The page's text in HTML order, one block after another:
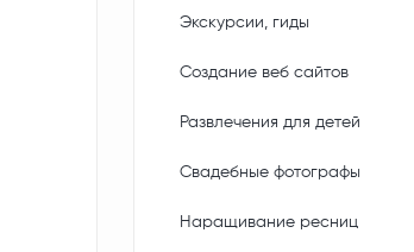
Экскурсии, гиды
Создание веб сайтов
Развлечения для детей
Свадебные фотографы
Наращивание ресниц